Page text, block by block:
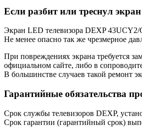
Если разбит или треснул экран
Экран LED телевизора DEXP 43UCY2/
Не менее опасно так же чрезмерное
При повреждениях экрана требуется
официальном сайте, либо в
В большинстве случаев такой ремонт
Гарантийные обязательства
Срок службы телевизоров DEXP,
Срок гарантии (гарантийный срок)